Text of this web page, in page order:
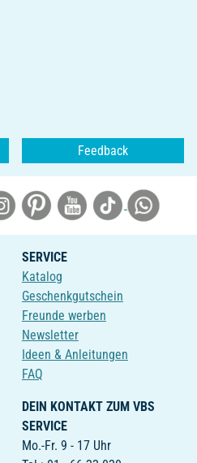
Feedback
SERVICE
Katalog
Geschenkgutschein
Freunde werben
Newsletter
Ideen & Anleitungen
FAQ
DEIN KONTAKT ZUM VBS
SERVICE
Mo.-Fr. 9 - 17 Uhr